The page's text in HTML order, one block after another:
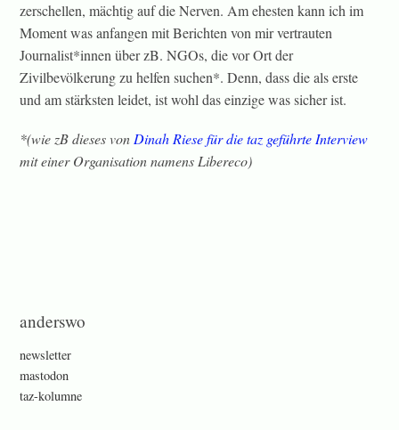
zerschellen, mächtig auf die Nerven. Am ehesten kann ich im
Moment was anfangen mit Berichten von mir vertrauten
Journalist*innen über zB. NGOs, die vor Ort der
Zivilbevölkerung zu helfen suchen*. Denn, dass die als erste
und am stärksten leidet, ist wohl das einzige was sicher ist.
*(wie zB dieses vonDinah Riese für die taz geführte Interview
mit einer Organisation namens Libereco)
anderswo
newsletter
mastodon
taz-kolumne